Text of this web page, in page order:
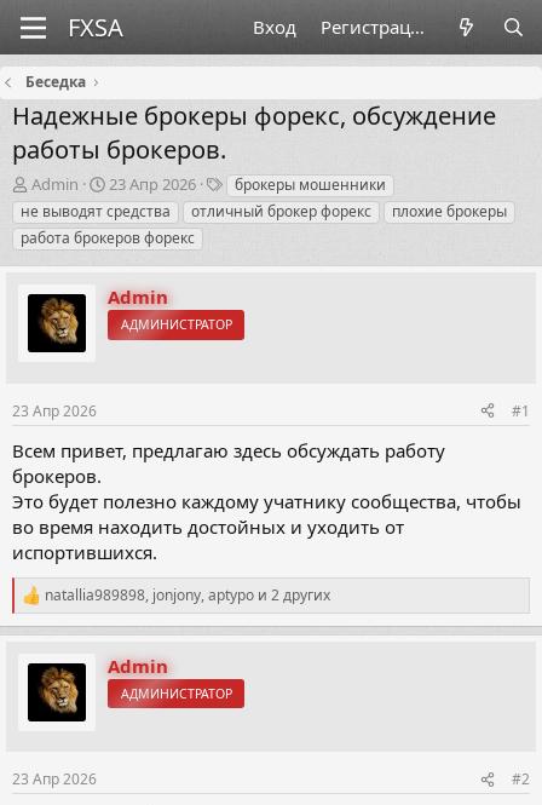
Вход Регистрация
Беседка
Надежные брокеры форекс, обсуждение
работы брокеров.
А
в
т
о
р
т
м
ы
Admin
Д
а
т
а
н
а
ч
а
23 Апр 2026
Т
е
г
брокеры мошенники
не выводят средства
отличный брокер форекс
плохие брокеры
работа брокеров форекс
Admin
АДМИНИСТРАТОР
23 Апр 2026 #1
Всем привет, предлагаю здесь обсуждать работу
брокеров.
Это будет полезно каждому учатнику сообщества, чтобы
во время находить достойных и уходить от
испортившихся.
Р
е
а
и
natallia989898, jonjony,aptypo и 2 других
Admin
АДМИНИСТРАТОР
23 Апр 2026 #2